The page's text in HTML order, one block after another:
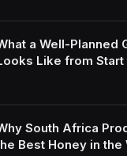
a Well-Planned
Like from Start
South Africa
Best Honey in the